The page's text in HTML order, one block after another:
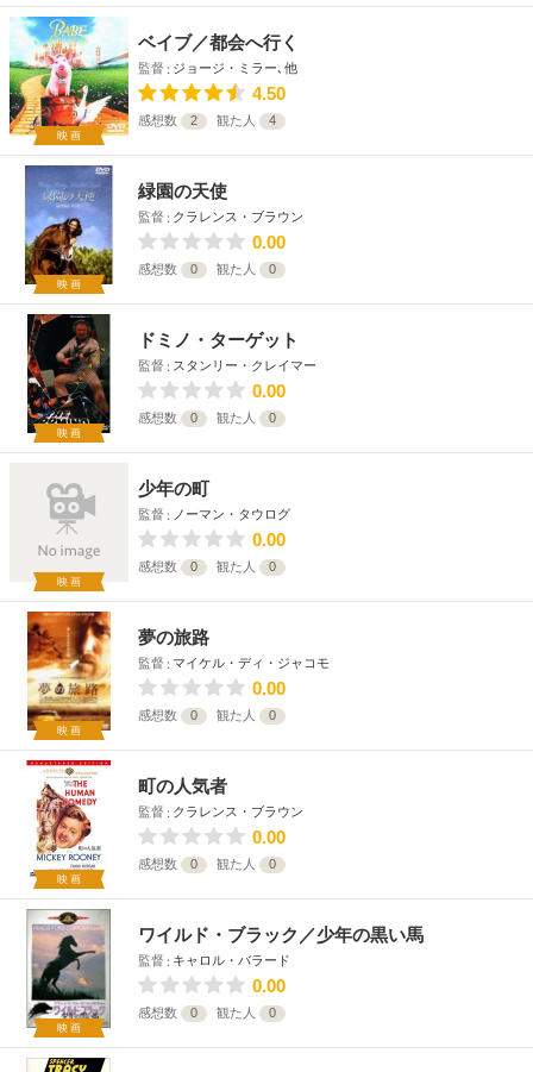
映画
ベイブ／都会へ行く
監督 ジョージ・ミラー､他
4.50
感想数 2 観た人 4
映画
緑園の天使
監督 クラレンス・ブラウン
0.00
感想数 0 観た人 0
映画
ドミノ・ターゲット
監督 スタンリー・クレイマー
0.00
感想数 0 観た人 0
映画
少年の町
監督 ノーマン・タウログ
0.00
感想数 0 観た人 0
映画
夢の旅路
監督 マイケル・ディ・ジャコモ
0.00
感想数 0 観た人 0
映画
町の人気者
監督 クラレンス・ブラウン
0.00
感想数 0 観た人 0
映画
ワイルド・ブラック／少年の黒い馬
監督 キャロル・バラード
0.00
感想数 0 観た人 0